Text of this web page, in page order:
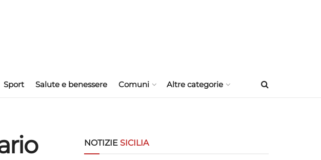
Sport Salute e benessere Comuni Altre categorie
NOTIZIE SICILIA